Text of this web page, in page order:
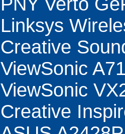
Linksys
Creative
ViewSonic
ViewSonic
Creative